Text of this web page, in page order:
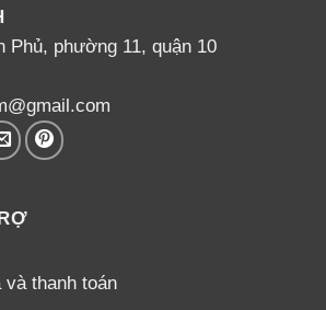
Phủ, phường 11, quận 10
thanh toán